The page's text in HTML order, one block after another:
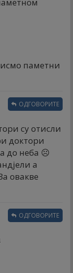
паметни
су отисли
доктори
до неба ☹️
а
овакве
ОДГОВОРИТЕ
ОДГОВОРИТЕ